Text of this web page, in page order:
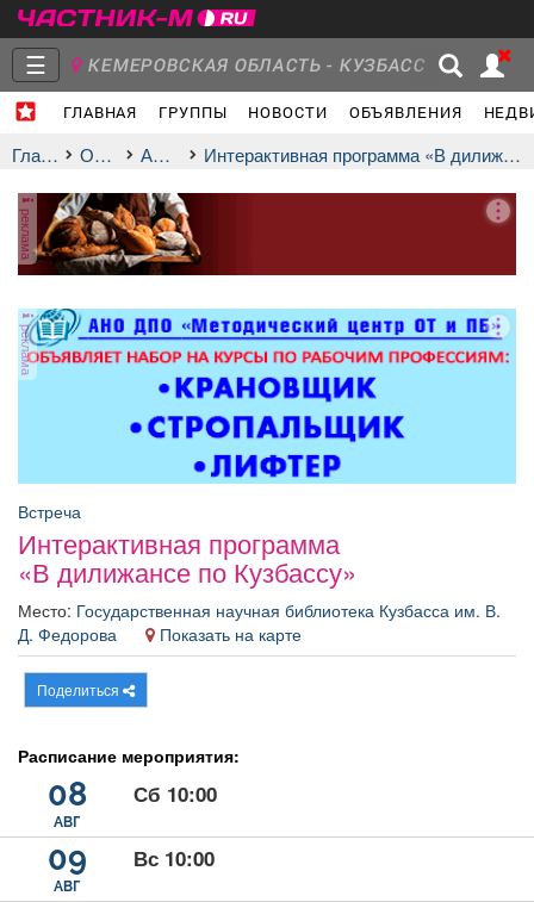
☰ КЕМЕРОВСКАЯ ОБЛАСТЬ - КУЗБАСС
ГЛАВНАЯ ГРУППЫ НОВОСТИ ОБЪЯВЛЕНИЯ
Объявления Недвижимость Услуги
Афиша Обучение
Товары
ТВ программа
Главная Отдых афиша Интерактивная программа «В дилижансе по Кузбассу»
реклама
реклама
Встреча
Интерактивная программа
«В дилижансе по Кузбассу»
Место: Государственная научная библиотека Кузбасса им. В.
Д. Федорова
Показать на карте
Поделиться
Расписание мероприятия:
08
АВГ
Сб 10:00
09
АВГ
Вс 10:00